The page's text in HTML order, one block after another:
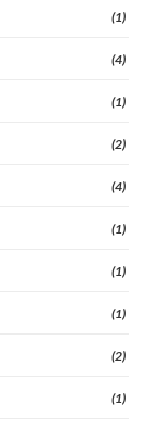
(1)
(4)
(1)
(2)
(4)
(1)
(1)
(1)
(2)
(1)